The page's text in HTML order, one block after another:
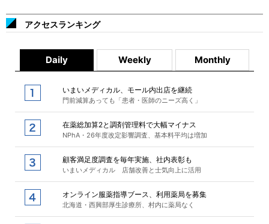
アクセスランキング
Daily Weekly Monthly
いまいメディカル、モール内出店を継続
門前減算あっても「患者・医師のニーズ高く」
在薬総加算2と調剤管理料で大幅マイナス
NPhA・26年度改定影響調査、基本料平均は増加
顧客満足度調査を毎年実施、社内表彰も
いまいメディカル 店舗改善と士気向上に活用
オンライン服薬指導ブース、利用薬局を募集
北海道・西興部厚生診療所、村内に薬局なく